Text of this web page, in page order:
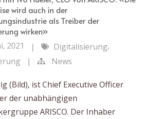
wird auch in der
als Treiber der
wirken»
2021
| Digitalisierung,
| News
(Bild), ist Chief Executive Officer
der unabhängigen
ARISCO. Der Inhaber